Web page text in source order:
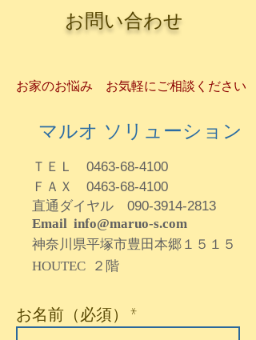
お問い合わせ
お家のお悩み お気軽にご相談ください
マルオ ソリューション
ＴＥＬ 0463-68-4100
直通ダイヤル 090-3914-2813
ＦＡＸ 0463-68-4100
Email info@maruo-s.com
神奈川県平塚市豊田本郷１５１５
HOUTEC ２階
お名前（必須）